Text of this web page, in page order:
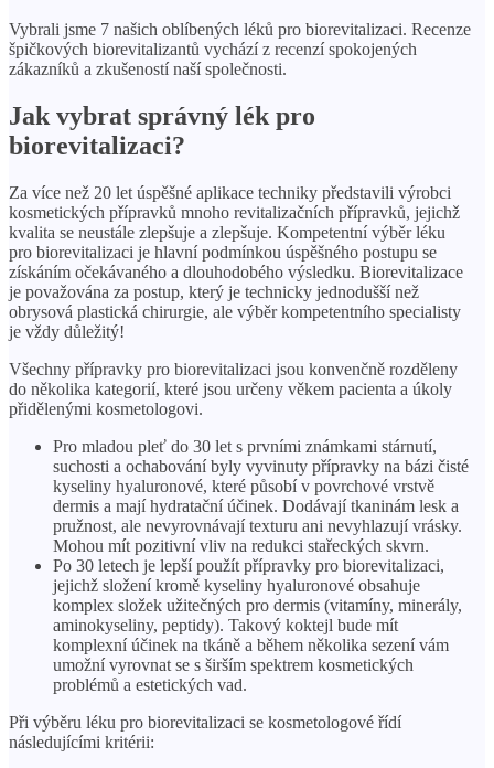
Vybrali jsme 7 našich oblíbených léků pro biorevitalizaci. Recenze
špičkových biorevitalizantů vychází z recenzí spokojených
zákazníků a zkušeností naší společnosti.
Jak vybrat správný lék pro
biorevitalizaci?
Za více než 20 let úspěšné aplikace techniky představili výrobci
kosmetických přípravků mnoho revitalizačních přípravků, jejichž
kvalita se neustále zlepšuje a zlepšuje. Kompetentní výběr léku
pro biorevitalizaci je hlavní podmínkou úspěšného postupu se
získáním očekávaného a dlouhodobého výsledku. Biorevitalizace
je považována za postup, který je technicky jednodušší než
obrysová plastická chirurgie, ale výběr kompetentního specialisty
je vždy důležitý!
Všechny přípravky pro biorevitalizaci jsou konvenčně rozděleny
do několika kategorií, které jsou určeny věkem pacienta a úkoly
přidělenými kosmetologovi.
Pro mladou pleť do 30 let s prvními známkami stárnutí,
suchosti a ochabování byly vyvinuty přípravky na bázi čisté
kyseliny hyaluronové, které působí v povrchové vrstvě
dermis a mají hydratační účinek. Dodávají tkaninám lesk a
pružnost, ale nevyrovnávají texturu ani nevyhlazují vrásky.
Mohou mít pozitivní vliv na redukci stařeckých skvrn.
Po 30 letech je lepší použít přípravky pro biorevitalizaci,
jejichž složení kromě kyseliny hyaluronové obsahuje
komplex složek užitečných pro dermis (vitamíny, minerály,
aminokyseliny, peptidy). Takový koktejl bude mít
komplexní účinek na tkáně a během několika sezení vám
umožní vyrovnat se s širším spektrem kosmetických
problémů a estetických vad.
Při výběru léku pro biorevitalizaci se kosmetologové řídí
následujícími kritérii: